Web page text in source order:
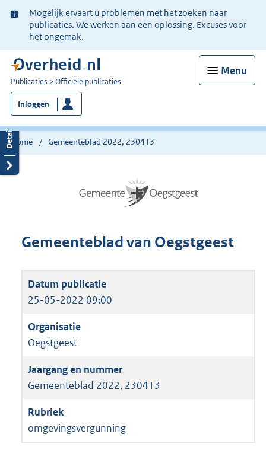
Ter
informatie:
Mogelijk ervaart u problemen met het zoeken naar
publicaties. We werken aan een oplossing. Excuses voor
het ongemak.
Menu
U
bent
nu
hier:
Publicaties Officiële publicaties
Inloggen
Home Gemeenteblad 2022, 230413
Gemeenteblad van Oegstgeest
25-05-2022 09:00
Oegstgeest
Gemeenteblad 2022, 230413
omgevingsvergunning